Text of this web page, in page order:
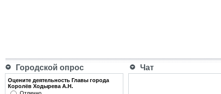
Городской опрос Чат
Оцените деятельность Главы города
Королёв Ходырева А.Н.